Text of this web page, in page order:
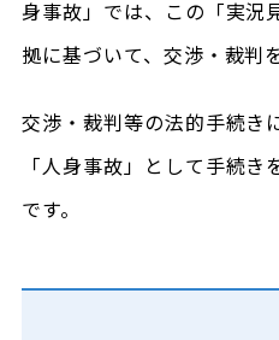
身事故」では、この「実況
拠に基づいて、交渉・裁判
交渉・裁判等の法的手続き
「人身事故」として手続
です。